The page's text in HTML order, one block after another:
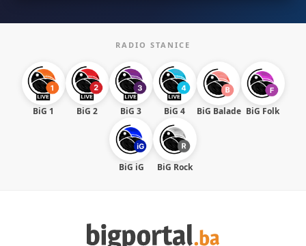
RADIO STANICE
BiG 1 BiG 2 BiG 3 BiG 4 BiG Balade BiG Folk
BiG iG BiG Rock